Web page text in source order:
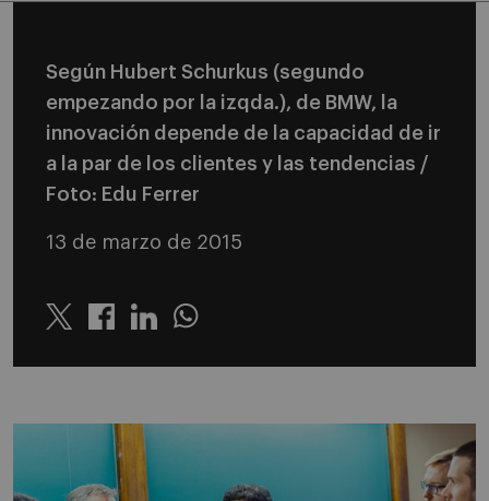
Según Hubert Schurkus (segundo
empezando por la izqda.), de BMW, la
innovación depende de la capacidad de ir
a la par de los clientes y las tendencias /
Foto: Edu Ferrer
13 de marzo de 2015
Twitter LinkedinWhatsapp